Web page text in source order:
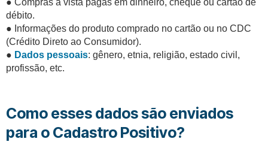
débito.
● Informações do produto comprado no cartão ou no CDC
(Crédito Direto ao Consumidor).
● Dados pessoais: gênero, etnia, religião, estado civil,
profissão, etc.
Como esses dados são enviados
para o Cadastro Positivo?